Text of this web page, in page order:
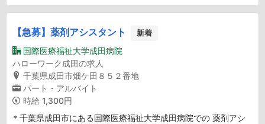
【急募】薬剤アシスタント 新着
国際医療福祉大学成田病院
ハローワーク成田の求人
千葉県成田市畑ケ田８５２番地
パート・アルバイト
時給 1,300円
＊千葉県成田市にある国際医療福祉大学成田病院での 薬剤アシ